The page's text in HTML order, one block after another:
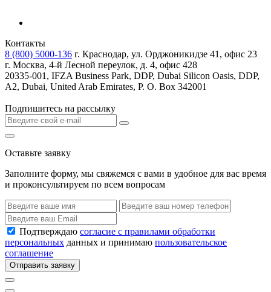
Контакты
8 (800) 5000-136 г. Краснодар, ул. Орджоникидзе 41, офис 23
г. Москва, 4-й Лесной переулок, д. 4, офис 428
20335-001, IFZA Business Park, DDP, Dubai Silicon Oasis, DDP,
A2, Dubai, United Arab Emirates, P. O. Box 342001
Подпишитесь на рассылку
Оставьте заявку
Заполните форму, мы свяжемся с вами в удобное для вас время
и проконсультируем по всем вопросам
Подтверждаю согласие с правилами обработки
персональных данных и принимаю пользовательское
соглашение
Отправить заявку